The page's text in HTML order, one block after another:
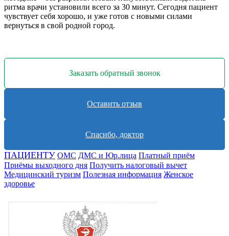
ритма врачи установили всего за 30 минут. Сегодня пациент
чувствует себя хорошо, и уже готов с новыми силами
вернуться в свой родной город.
Заказать обратный звонок
Оставить отзыв
Спасибо, доктор
ПАЦИЕНТУ ОМС ДМС и Юр.лица Платный приём
Приёмы выходного дня Получить налоговый вычет
Медицинский туризм Полезная информация Женское
здоровье